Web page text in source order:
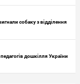
собаку з відділення
дошкілля України